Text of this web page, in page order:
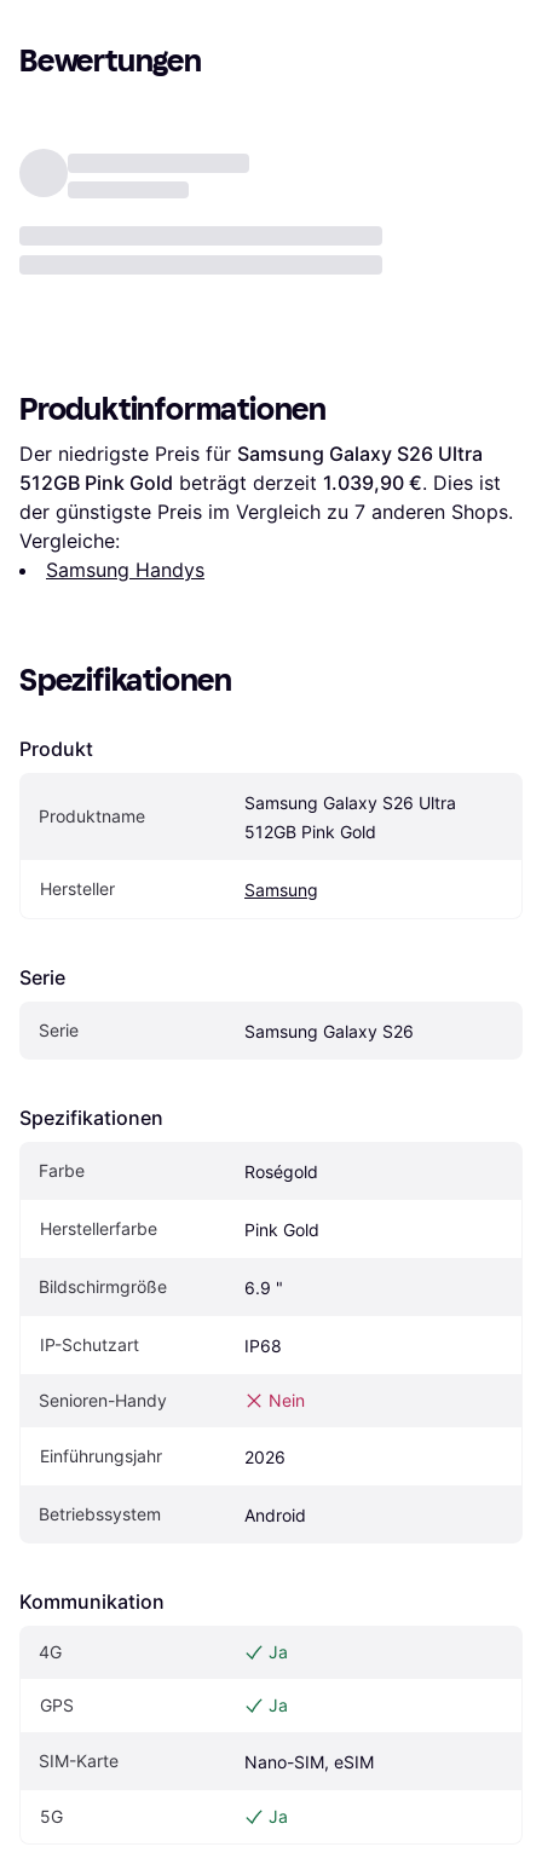
Bewertungen
Produktinformationen
Der niedrigste Preis für Samsung Galaxy S26 Ultra
512GB Pink Gold beträgt derzeit 1.039,90 €. Dies ist
der günstigste Preis im Vergleich zu 7 anderen Shops.
Vergleiche:
Samsung Handys
Spezifikationen
Produkt
Produktname
Samsung Galaxy S26 Ultra
512GB Pink Gold
Hersteller Samsung
Serie
Serie Samsung Galaxy S26
Spezifikationen
Farbe Roségold
Herstellerfarbe Pink Gold
Bildschirmgröße 6.9 "
IP-Schutzart IP68
Senioren-Handy Nein
Einführungsjahr 2026
Betriebssystem Android
Kommunikation
4G Ja
GPS Ja
SIM-Karte Nano-SIM, eSIM
5G Ja